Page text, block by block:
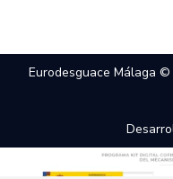
Eurodesguace Málaga